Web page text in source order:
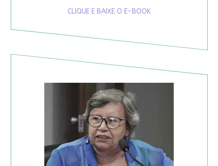
CLIQUE E BAIXE O E-BOOK